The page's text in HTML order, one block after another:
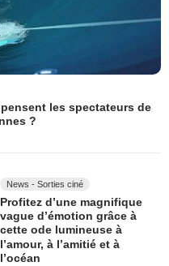
les spectateurs de
?
News - Sorties ciné
Profitez d’une magnifique
vague d’émotion grâce à
cette ode lumineuse à
l’amour, à l’amitié et à
l’océan